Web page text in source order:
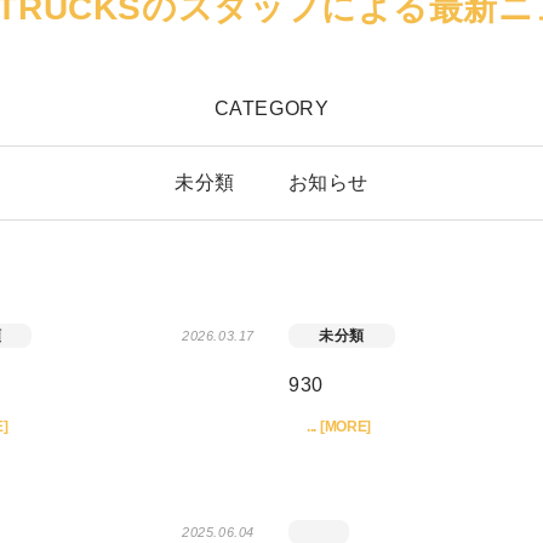
TRUCKSのスタッフによる最新ニ
CATEGORY
未分類 お知らせ